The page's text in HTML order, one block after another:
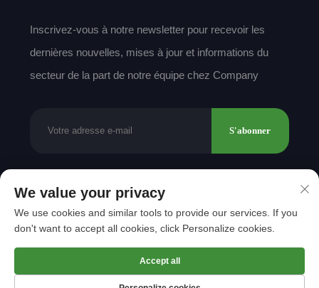
Inscrivez-vous à notre newsletter pour recevoir les
dernières nouvelles, mises à jour et informations du
secteur de la part de notre équipe chez Company
S'abonner
Droits d'auteur © 2025 par Shantou Mingda Textile
Co., Ltd.
Politique de confidentialité
Remonter en haut
We value your privacy
We use cookies and similar tools to provide our services. If you
don't want to accept all cookies, click Personalize cookies.
Accept all